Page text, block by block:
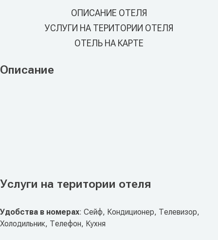
ОПИСАНИЕ ОТЕЛЯ
УСЛУГИ НА ТЕРИТОРИИ ОТЕЛЯ
ОТЕЛЬ НА КАРТЕ
Описание
Услуги на територии отеля
Удобства в номерах: Сейф, Кондиционер, Телевизор,
Холодильник, Телефон, Кухня